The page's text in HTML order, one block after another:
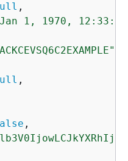
,
1, 1970, 12:33:41
,
,